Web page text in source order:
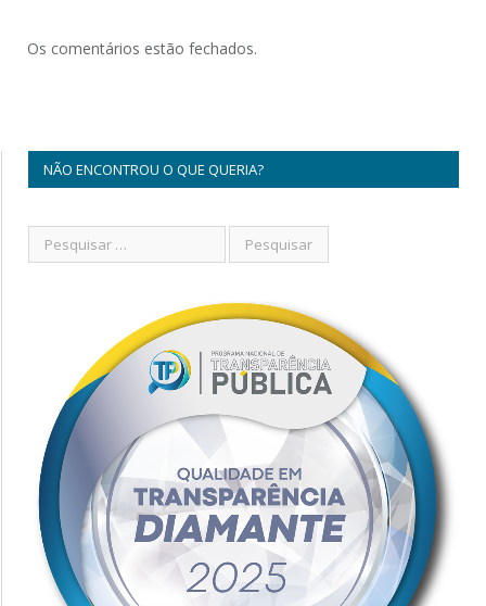
Os comentários estão fechados.
NÃO ENCONTROU O QUE QUERIA?